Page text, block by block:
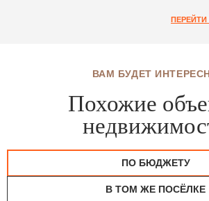
ВАМ БУДЕТ
Похожие
ПО БЮДЖЕТУ
В ТОМ ЖЕ ПОСЁЛКЕ